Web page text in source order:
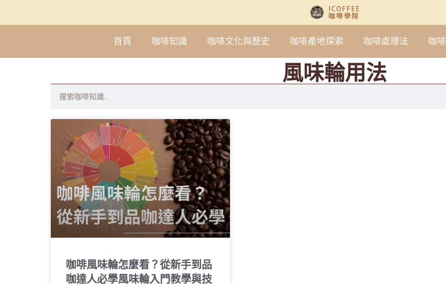
首頁 咖啡知識 咖啡文化與歷史 咖啡產地探索 咖啡處理法 咖
風味輪用法
咖啡風味輪怎麼看？從新手到品
咖達人必學風味輪入門教學與技